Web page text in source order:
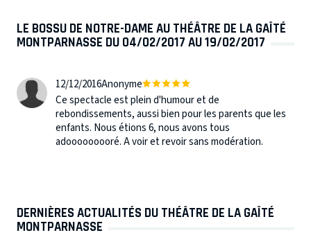
LE BOSSU DE NOTRE-DAME AU THÉÂTRE DE LA GAÎTÉ
MONTPARNASSE DU 04/02/2017 AU 19/02/2017
12/12/2016Anonyme
Ce spectacle est plein d'humour et de
rebondissements, aussi bien pour les parents que les
enfants. Nous étions 6, nous avons tous
adooooooooré. A voir et revoir sans modération.
DERNIÈRES ACTUALITÉS DU THÉÂTRE DE LA GAÎTÉ
MONTPARNASSE